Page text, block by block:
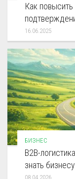
Как
16.06.2025
БИЗНЕС
B2B-
знать
08.04.2026